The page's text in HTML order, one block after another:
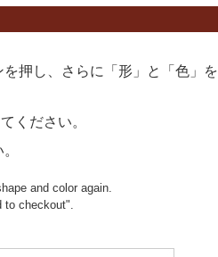
を押し、さらに「形」と「色」を
ください。
and color again.
to checkout".